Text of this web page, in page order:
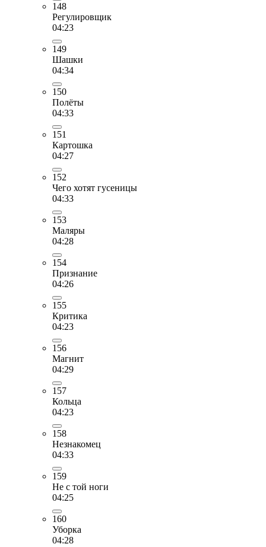
148
Регулировщик
04:23
149
Шашки
04:34
150
Полёты
04:33
151
Картошка
04:27
152
Чего хотят гусеницы
04:33
153
Маляры
04:28
154
Признание
04:26
155
Критика
04:23
156
Магнит
04:29
157
Кольца
04:23
158
Незнакомец
04:33
159
Не с той ноги
04:25
160
Уборка
04:28